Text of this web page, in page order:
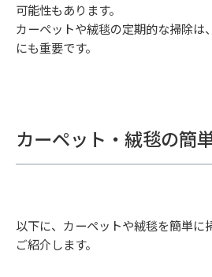
可能性もあります。
カーペットや絨毯の定期的な掃除は
にも重要です。
カーペット・絨毯の簡
以下に、カーペットや絨毯を簡単に
ご紹介します。